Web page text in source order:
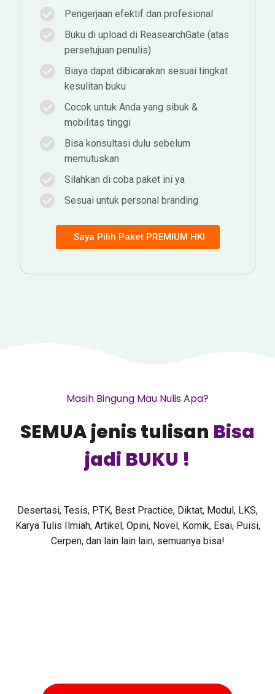
Pengerjaan efektif dan profesional
Buku di upload di ReasearchGate (atas
persetujuan penulis)
Biaya dapat dibicarakan sesuai tingkat
kesulitan buku
Cocok untuk Anda yang sibuk &
mobilitas tinggi
Bisa konsultasi dulu sebelum
memutuskan
Silahkan di coba paket ini ya
Sesuai untuk personal branding
Saya Pilih Paket PREMIUM HKI
Masih Bingung Mau Nulis Apa?
SEMUA jenis tulisan Bisa
jadi BUKU !
Desertasi, Tesis, PTK, Best Practice, Diktat, Modul, LKS,
Karya Tulis Ilmiah, Artikel, Opini, Novel, Komik, Esai, Puisi,
Cerpen, dan lain lain lain, semuanya bisa!